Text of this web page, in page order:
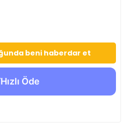
beni haberdar et